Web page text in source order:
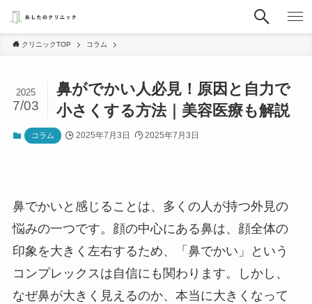
クリニックTOP コラム
鼻がでかい人必見！原因と自力で
小さくする方法｜美容医療も解説
2025
7/03
コラム 2025年7月3日 2025年7月3日
鼻でかいと感じることは、多くの人が持つ外見の
悩みの一つです。顔の中心にある鼻は、顔全体の
印象を大きく左右するため、「鼻でかい」という
コンプレックスは自信にも関わります。しかし、
なぜ鼻が大きく見えるのか、本当に大きくなって